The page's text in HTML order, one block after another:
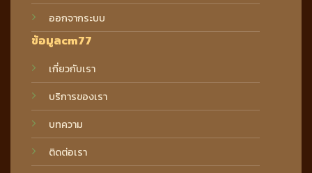
ออกจากระบบ
ข้อมูลcm77
เกี่ยวกับเรา
บริการของเรา
บทความ
ติดต่อเรา